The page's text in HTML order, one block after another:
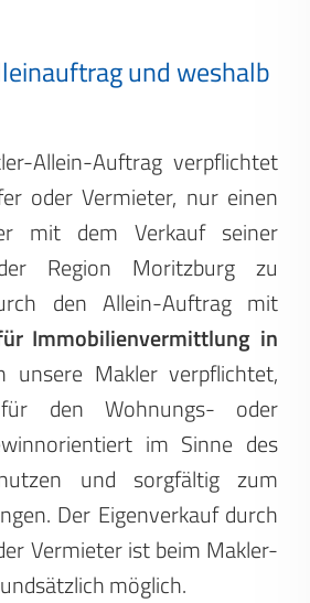
und weshalb
Allein-Auftrag verpflichtet
oder Vermieter, nur einen
mit dem Verkauf seiner
Region Moritzburg zu
den Allein-Auftrag mit
Immobilienvermittlung in
unsere Makler verpflichtet,
den Wohnungs- oder
im Sinne des
und sorgfältig zum
Der Eigenverkauf durch
Vermieter ist beim Makler-
möglich.